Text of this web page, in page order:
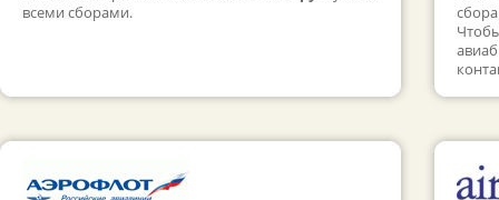
всеми сборами.